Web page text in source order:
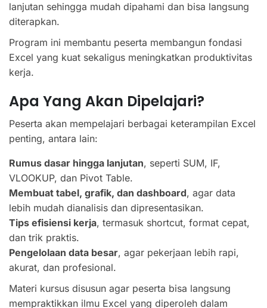
lanjutan sehingga mudah dipahami dan bisa langsung
diterapkan.
Program ini membantu peserta membangun fondasi
Excel yang kuat sekaligus meningkatkan produktivitas
kerja.
Apa Yang Akan Dipelajari?
Peserta akan mempelajari berbagai keterampilan Excel
penting, antara lain:
Rumus dasar hingga lanjutan, seperti SUM, IF,
VLOOKUP, dan Pivot Table.
Membuat tabel, grafik, dan dashboard, agar data
lebih mudah dianalisis dan dipresentasikan.
Tips efisiensi kerja, termasuk shortcut, format cepat,
dan trik praktis.
Pengelolaan data besar, agar pekerjaan lebih rapi,
akurat, dan profesional.
Materi kursus disusun agar peserta bisa langsung
mempraktikkan ilmu Excel yang diperoleh dalam